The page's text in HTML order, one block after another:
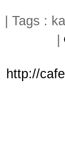
| Tags :
http://